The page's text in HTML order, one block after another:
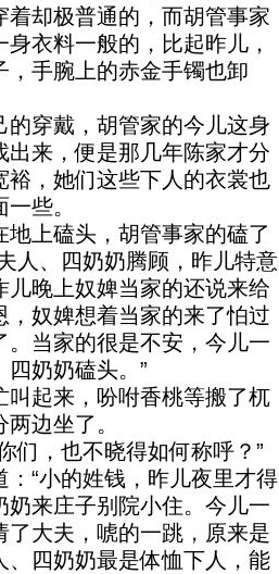
着却极普通的，而胡管事家
衣料一般的，比起昨儿，
，手腕上的赤金手镯也卸
的穿戴，胡管家的今儿这身
出来，便是那几年陈家才分
裕，她们这些下人的衣裳也
些。
上磕头，胡管事家的磕了
人、四奶奶腾顾，昨儿特意
儿晚上奴婢当家的还说来给
，奴婢想着当家的来了怕过
。当家的很是不安，今儿一
奶奶磕头。”
叫起来，吩咐香桃等搬了杌
边坐了。
们，也不晓得如何称呼？”
“小的姓钱，昨儿夜里才得
奶来庄子别院小住。今儿一
了大夫，唬的一跳，原来是
、四奶奶最是体恤下人，能